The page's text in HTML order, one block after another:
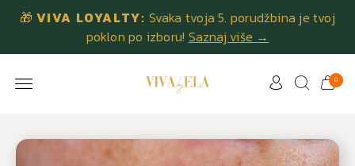
🎁 VIVA LOYALTY: Svaka tvoja 5. porudžbina je tvoj
poklon po izboru! Saznaj više →
0